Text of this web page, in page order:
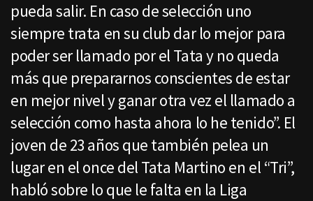
pueda salir. En caso de selección uno
siempre trata en su club dar lo mejor para
poder ser llamado por el Tata y no queda
más que prepararnos conscientes de estar
en mejor nivel y ganar otra vez el llamado a
selección como hasta ahora lo he tenido”. El
joven de 23 años que también pelea un
lugar en el once del Tata Martino en el “Tri”,
habló sobre lo que le falta en la Liga